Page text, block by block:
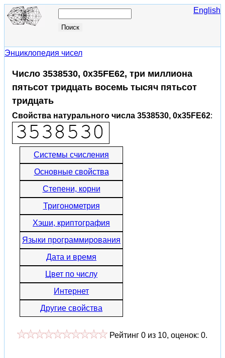
English
Энциклопедия чисел
Число 3538530, 0x35FE62, три миллиона
пятьсот тридцать восемь тысяч пятьсот
тридцать
Свойства натурального числа 3538530, 0x35FE62:
Системы счисления
Основные свойства
Степени, корни
Тригонометрия
Хэши, криптография
Языки программирования
Дата и время
Цвет по числу
Интернет
Другие свойства
Рейтинг 0 из 10, оценок: 0.